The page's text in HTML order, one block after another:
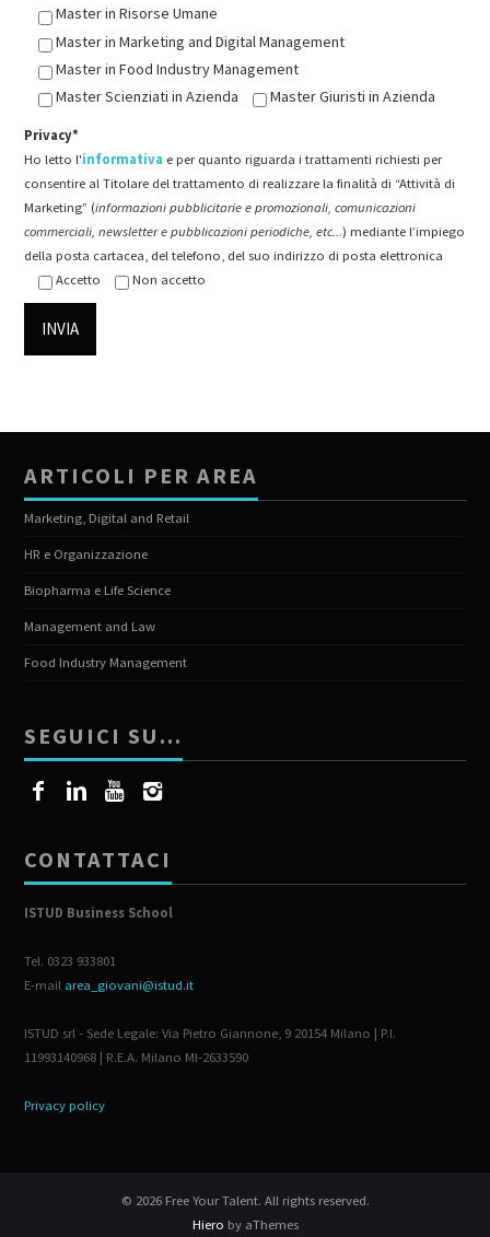
Master in Risorse Umane
Master in Marketing and Digital Management
Master in Food Industry Management
Master Scienziati in Azienda
Master Giuristi in Azienda
Privacy*
Ho letto l'informativa e per quanto riguarda i trattamenti richiesti per
consentire al Titolare del trattamento di realizzare la finalità di “Attività di
Marketing” (informazioni pubblicitarie e promozionali, comunicazioni
commerciali, newsletter e pubblicazioni periodiche, etc...) mediante l’impiego
della posta cartacea, del telefono, del suo indirizzo di posta elettronica
Accetto
Non accetto
ARTICOLI PER AREA
Marketing, Digital and Retail
HR e Organizzazione
Biopharma e Life Science
Management and Law
Food Industry Management
SEGUICI SU…
CONTATTACI
ISTUD Business School
Tel. 0323 933801
E-mail area_giovani@istud.it
ISTUD srl - Sede Legale: Via Pietro Giannone, 9 20154 Milano | P.I.
11993140968 | R.E.A. Milano MI-2633590
Privacy policy
© 2026 Free Your Talent. All rights reserved.
Hiero by aThemes